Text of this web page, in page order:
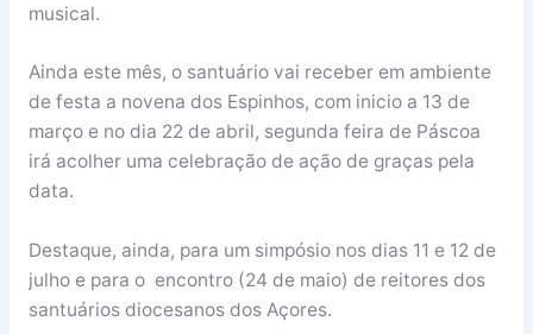
musical.
Ainda este mês, o santuário vai receber em ambiente
de festa a novena dos Espinhos, com inicio a 13 de
março e no dia 22 de abril, segunda feira de Páscoa
irá acolher uma celebração de ação de graças pela
data.
Destaque, ainda, para um simpósio nos dias 11 e 12 de
julho e para o encontro (24 de maio) de reitores dos
santuários diocesanos dos Açores.